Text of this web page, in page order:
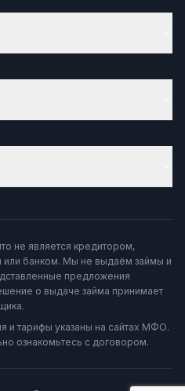
не является кредитором,
или банком. Мы не выдаём займы и
предложения
о выдаче займа принимает
и тарифы указаны на сайтах МФО.
ознакомьтесь с договором.